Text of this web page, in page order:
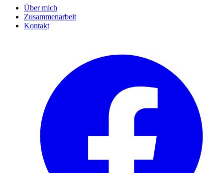
Über mich
Zusammenarbeit
Kontakt